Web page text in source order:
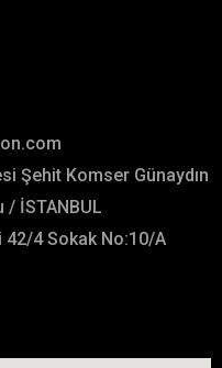
Şehit Komser Günaydın
/ İSTANBUL
4 Sokak No:10/A